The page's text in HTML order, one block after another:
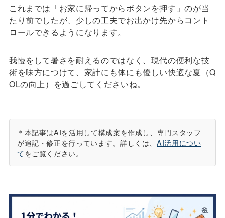
これまでは「お家に帰ってからボタンを押す」のが当
たり前でしたが、少しの工夫でお出かけ先からコント
ロールできるようになります。
我慢をして暑さを耐えるのではなく、現代の便利な技
術を味方につけて、家計にも体にも優しい快適な夏（Q
OLの向上）を過ごしてくださいね。
＊本記事はAIを活用して構成案を作成し、専門スタッフ
が追記・修正を行っています。詳しくは、AI活用につい
てをご覧ください。